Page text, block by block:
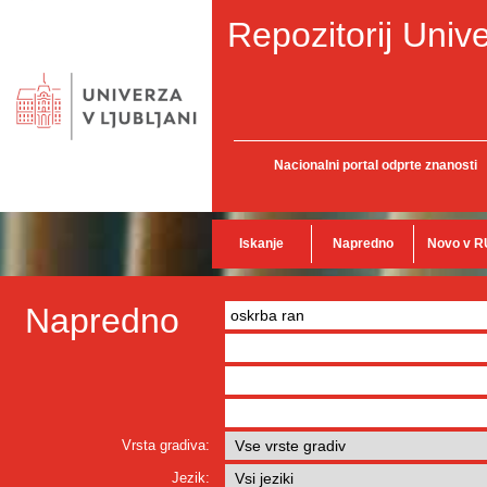
Repozitorij
Nacionalni portal odprte znanosti
Iskanje Napredno Novo v
Napredno
Vrsta gradiva:
Jezik: